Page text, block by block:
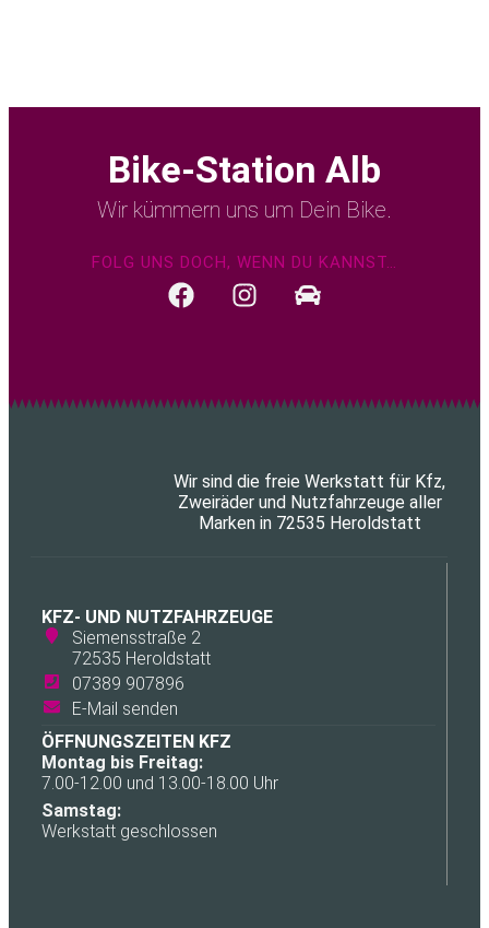
Bike-Station Alb
Wir kümmern uns um Dein Bike.
FOLG UNS DOCH, WENN DU KANNST…
Wir sind die freie Werkstatt für Kfz,
Zweiräder und Nutzfahrzeuge aller
Marken in 72535 Heroldstatt
KFZ- UND NUTZFAHRZEUGE
Siemensstraße 2
72535 Heroldstatt
07389 907896
E-Mail senden
ÖFFNUNGSZEITEN KFZ
Montag bis Freitag:
7.00-12.00 und 13.00-18.00 Uhr
Samstag:
Werkstatt geschlossen